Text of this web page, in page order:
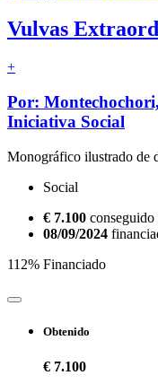
Vulvas
+
Por:
Iniciativa Social
Monográfico ilustrado de
Social
€ 7.100 conseguido
08/09/2024
112% Financiado
Obtenido
€ 7.100